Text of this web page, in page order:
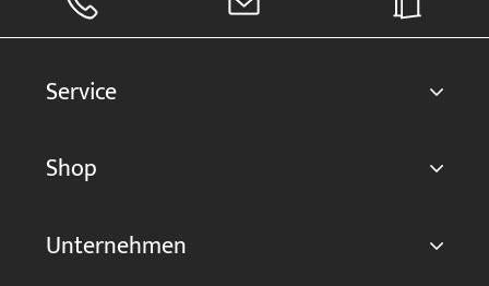
Service
Shop
Unternehmen